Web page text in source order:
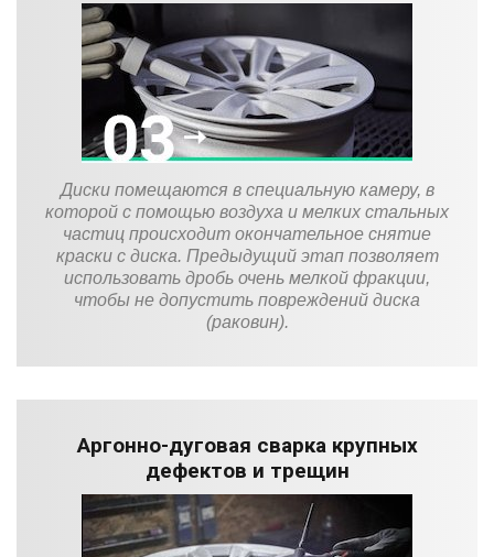
Диски помещаются в специальную камеру, в
которой с помощью воздуха и мелких стальных
частиц происходит окончательное снятие
краски с диска. Предыдущий этап позволяет
использовать дробь очень мелкой фракции,
чтобы не допустить повреждений диска
(раковин).
Аргонно-дуговая сварка крупных
дефектов и трещин